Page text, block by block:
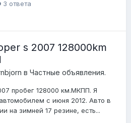
3 ответа
s 2007 128000km
в Частные объявления.
пробег 128000 км.МКПП. Я
с июня 2012. Авто в
на зимней 17 резине, есть...